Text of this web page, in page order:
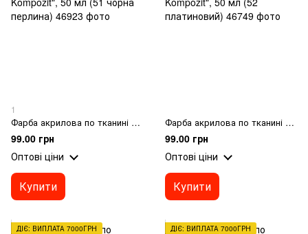
1
Фарба акрилова по тканині MAMBO "ART Kompozit", 50 мл (51 чорна перлина)
99.00 грн
Оптові ціни
Купити
Фарба акрилова по тканині MAMBO "ART Kompozit", 50 мл (52 платиновий)
99.00 грн
Оптові ціни
Купити
ДІЄ: ВИПЛАТА 7000ГРН
ДІЄ: ВИПЛАТА 7000ГРН